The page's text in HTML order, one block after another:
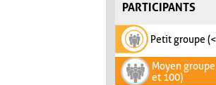
PARTICIPANTS
Petit groupe
Moyen
et 100)